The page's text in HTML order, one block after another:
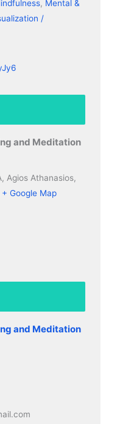
, Mental &
/
and Meditation
Agios Athanasios,
+ Google Map
and Meditation